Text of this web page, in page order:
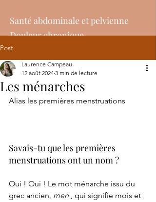
Santé abdominale et pelvienne
Douleur chronique
Réadaptation post-opératoire
Personnes âgées
Post
Les ménarches
Laurence Campeau
12 août 2024 3 min de lecture
Alias les premières menstruations
Savais-tu que les premières
menstruations ont un nom ?
Oui ! Oui ! Le mot ménarche issu du
grec ancien, men , qui signifie mois et